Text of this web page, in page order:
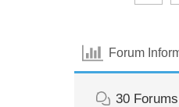
Forum
30 Forums